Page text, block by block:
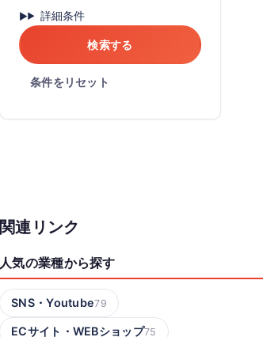
詳細条件
検索する
条件をリセット
関連リンク
人気の業種から探す
SNS・Youtube79
ECサイト・WEBショップ75